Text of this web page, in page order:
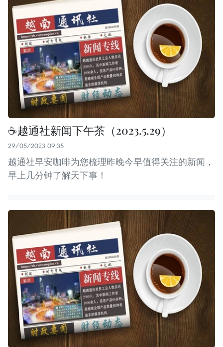
☕️越通社新闻下午茶（2023.5.29）
29/05/2023 09:35
越通社早安咖啡为您梳理昨晚今早值得关注的新闻，
早上几分钟了解天下事！